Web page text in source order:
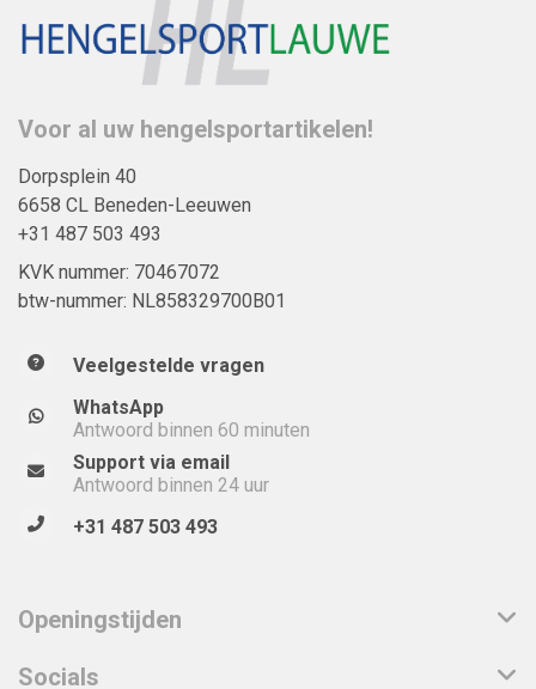
Voor al uw hengelsportartikelen!
Dorpsplein 40
6658 CL Beneden-Leeuwen
+31 487 503 493
KVK nummer: 70467072
btw-nummer: NL858329700B01
Veelgestelde vragen
WhatsApp
Antwoord binnen 60 minuten
Support via email
Antwoord binnen 24 uur
+31 487 503 493
Openingstijden
Socials